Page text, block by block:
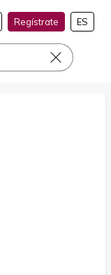
Regístrate ES